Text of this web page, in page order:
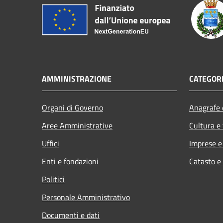
AMMINISTRAZIONE
Organi di Governo
Aree Amministrative
Uffici
Enti e fondazioni
Politici
Personale Amministrativo
Documenti e dati
Cultura
Imprese
Catasto